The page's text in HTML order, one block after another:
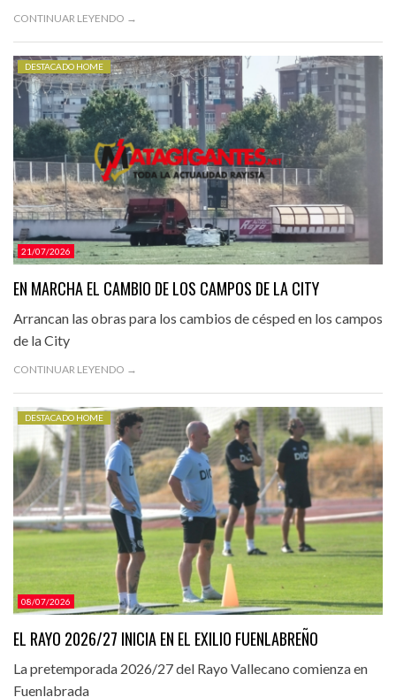
CONTINUAR LEYENDO →
21/07/2026
DESTACADO HOME
EN MARCHA EL CAMBIO DE LOS CAMPOS DE LA CITY
Arrancan las obras para los cambios de césped en los campos
de la City
CONTINUAR LEYENDO →
08/07/2026
DESTACADO HOME
EL RAYO 2026/27 INICIA EN EL EXILIO FUENLABREÑO
La pretemporada 2026/27 del Rayo Vallecano comienza en
Fuenlabrada